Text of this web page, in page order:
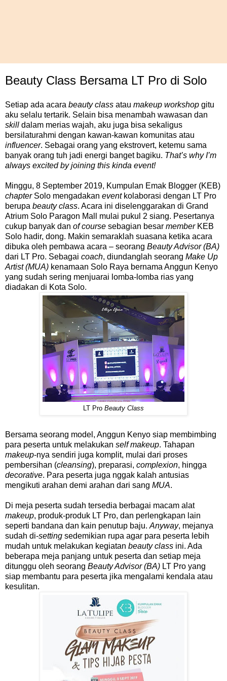
Beauty Class Bersama LT Pro di Solo
Setiap ada acara beauty class atau makeup workshop gitu
aku selalu tertarik. Selain bisa menambah wawasan dan
skill dalam merias wajah, aku juga bisa sekaligus
bersilaturahmi dengan kawan-kawan komunitas atau
influencer. Sebagai orang yang ekstrovert, ketemu sama
banyak orang tuh jadi energi banget bagiku. That’s why I’m
always excited by joining this kinda event!
Minggu, 8 September 2019, Kumpulan Emak Blogger (KEB)
chapter Solo mengadakan event kolaborasi dengan LT Pro
berupa beauty class. Acara ini diselenggarakan di Grand
Atrium Solo Paragon Mall mulai pukul 2 siang. Pesertanya
cukup banyak dan of course sebagian besar member KEB
Solo hadir, dong. Makin semaraklah suasana ketika acara
dibuka oleh pembawa acara – seorang Beauty Advisor (BA)
dari LT Pro. Sebagai coach, diundanglah seorang Make Up
Artist (MUA) kenamaan Solo Raya bernama Anggun Kenyo
yang sudah sering menjuarai lomba-lomba rias yang
diadakan di Kota Solo.
LT Pro Beauty Class
Bersama seorang model, Anggun Kenyo siap membimbing
para peserta untuk melakukan self makeup. Tahapan
makeup-nya sendiri juga komplit, mulai dari proses
pembersihan (cleansing), preparasi, complexion, hingga
decorative. Para peserta juga nggak kalah antusias
mengikuti arahan demi arahan dari sang MUA.
Di meja peserta sudah tersedia berbagai macam alat
makeup, produk-produk LT Pro, dan perlengkapan lain
seperti bandana dan kain penutup baju. Anyway, mejanya
sudah di-setting sedemikian rupa agar para peserta lebih
mudah untuk melakukan kegiatan beauty class ini. Ada
beberapa meja panjang untuk peserta dan setiap meja
ditunggu oleh seorang Beauty Advisor (BA) LT Pro yang
siap membantu para peserta jika mengalami kendala atau
kesulitan.